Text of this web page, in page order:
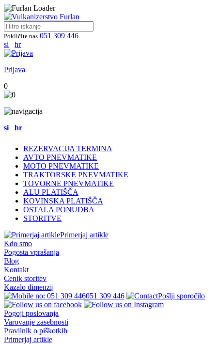
Pokličite nas 051 309 446
si
hr
Prijava
0
si hr
REZERVACIJA TERMINA
AVTO PNEVMATIKE
MOTO PNEVMATIKE
TRAKTORSKE PNEVMATIKE
TOVORNE PNEVMATIKE
ALU PLATIŠČA
KOVINSKA PLATIŠČA
OSTALA PONUDBA
STORITVE
Primerjaj artikle
Kdo smo
Pogosta vprašanja
Blog
Kontakt
Cenik storitev
Kazalo dimenzij
051 309 446
Pošlji sporočilo
Pogoji poslovanja
Varovanje zasebnosti
Pravilnik o piškotkih
Primerjaj artikle